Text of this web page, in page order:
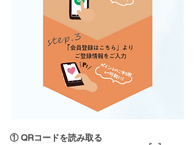
① QRコードを読み取る